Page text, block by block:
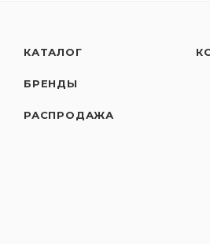
КАТАЛОГ
БРЕНДЫ
РАСПРОДАЖА